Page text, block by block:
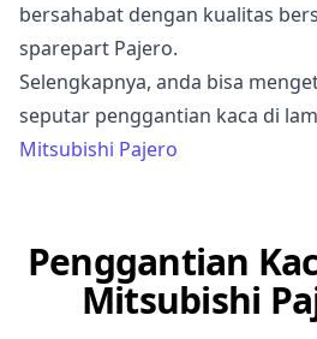
bersahabat dengan kualitas
sparepart Pajero.
Selengkapnya, anda bisa
seputar penggantian kaca di
Mitsubishi Pajero
Penggantian
Mitsubishi